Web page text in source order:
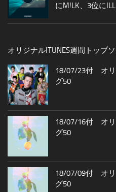
にM!LK、3位に
オリジナルITUNES週間トップ
18/07/23付 オリ
グ50
18/07/16付 オリ
グ50
18/07/09付 オリ
グ50